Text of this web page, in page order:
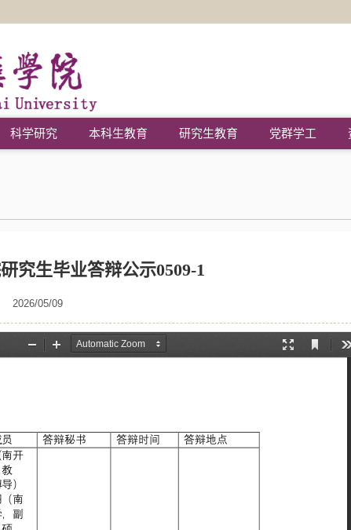
科学研究 本科生教育 研究生教育 党群学工
究生毕业答辩公示0509-1
2026/05/09